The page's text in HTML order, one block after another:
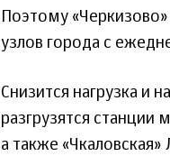
Поэтому
узлов города с
Снизится нагрузка и
разгрузятся станции
а также